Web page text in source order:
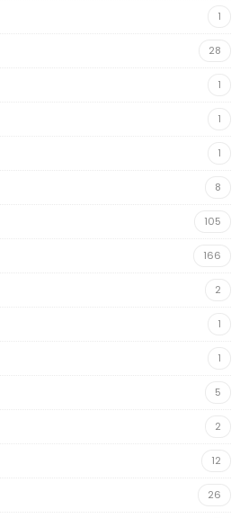
1
28
1
1
1
8
105
166
2
1
1
5
2
12
26